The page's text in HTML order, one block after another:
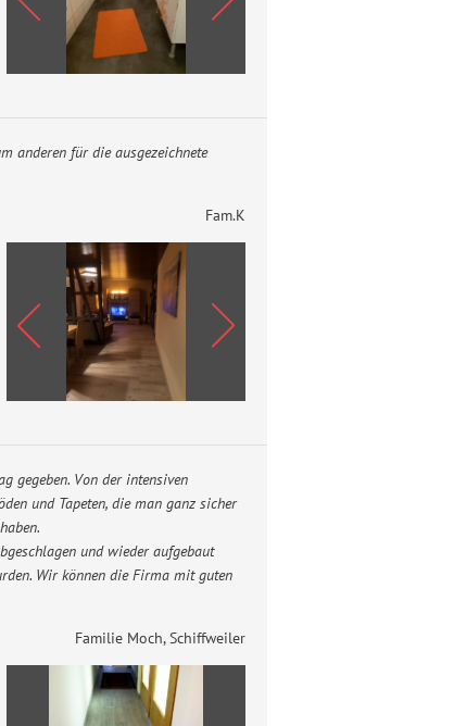
anderen für die ausgezeichnete
Fam.K
gegeben. Von der intensiven
und Tapeten, die man ganz sicher
und wieder aufgebaut
Wir können die Firma mit guten
Familie Moch, Schiffweiler